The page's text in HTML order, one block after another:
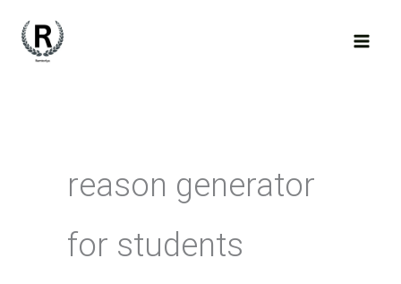
reason generator
for students